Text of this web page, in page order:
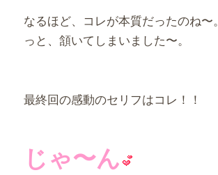
なるほど、コレが本質だったのね〜。
っと、頷いてしまいました〜。
最終回の感動のセリフはコレ！！
じゃ〜ん